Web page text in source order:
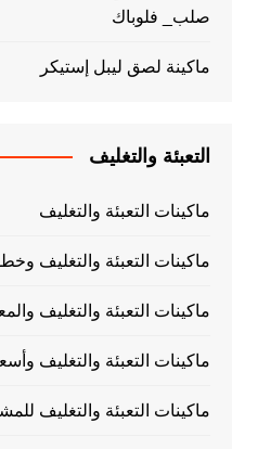
صلب_ فلوباك
ماكينة لصق ليبل إستيكر
التعبئة والتغليف
ماكينات التعبئة والتغليف
ماكينات التعبئة والتغليف
ماكينات التعبئة والتغليف
ماكينات التعبئة والتغليف
ماكينات التعبئة والتغليف